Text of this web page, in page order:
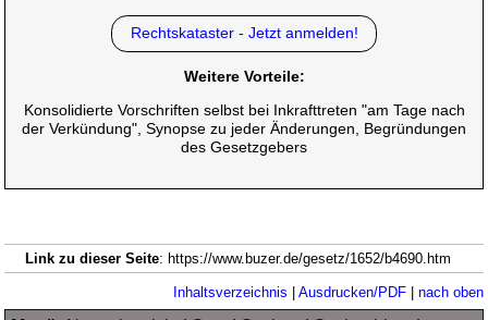
Rechtskataster - Jetzt anmelden!
Weitere Vorteile:
Konsolidierte Vorschriften selbst bei Inkrafttreten "am Tage nach
der Verkündung", Synopse zu jeder Änderungen, Begründungen
des Gesetzgebers
Link zu dieser Seite: https://www.buzer.de/gesetz/1652/b4690.htm
Inhaltsverzeichnis Ausdrucken/PDF| nach oben